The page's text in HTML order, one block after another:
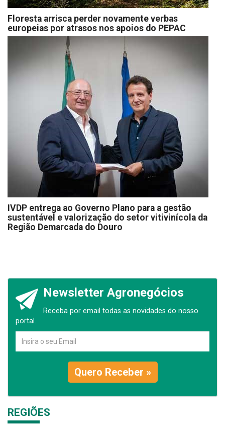
Floresta arrisca perder novamente verbas
europeias por atrasos nos apoios do PEPAC
IVDP entrega ao Governo Plano para a gestão
sustentável e valorização do setor vitivinícola da
Região Demarcada do Douro
Newsletter Agronegócios
Receba por email todas as novidades do nosso
portal.
Quero Receber »
REGIÕES